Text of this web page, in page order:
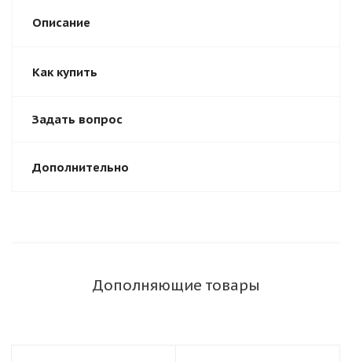
Описание
Как купить
Задать вопрос
Дополнительно
Дополняющие товары